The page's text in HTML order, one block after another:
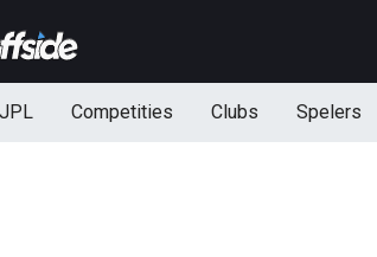
JPL Competities Clubs Spelers